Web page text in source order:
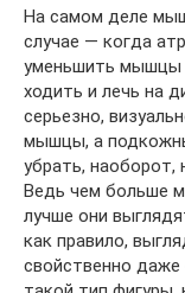
На самом деле
случае — когда
уменьшить мышцы
ходить и лечь на
серьезно,
мышцы, а
убрать, наоборот,
Ведь чем больше
лучше они
как правило,
свойственно